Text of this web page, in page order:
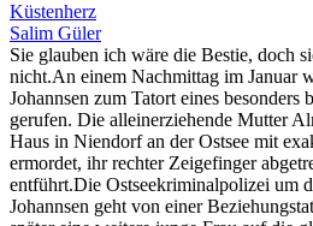
Küstenherz
Salim Güler
Sie glauben ich wäre die Bestie, doch
nicht.An einem Nachmittag im Januar
Johannsen zum Tatort eines besonders
gerufen. Die alleinerziehende Mutter
Haus in Niendorf an der Ostsee mit
ermordet, ihr rechter Zeigefinger
entführt.Die Ostseekriminalpolizei um
Johannsen geht von einer